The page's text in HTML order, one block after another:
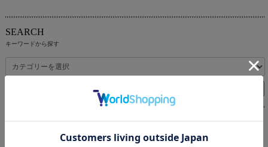
SEARCH
キーワードから探す
RECOMMEND ITEM
新着・おすすめから探す